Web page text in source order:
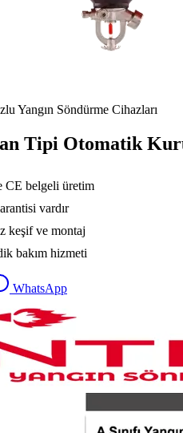
Yangın Söndürme Cihazları
Tipi Otomatik
CE belgeli üretim
vardır
keşif ve montaj
bakım hizmeti
WhatsApp